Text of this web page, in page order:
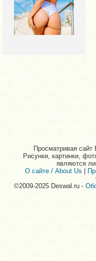
Просматривая
Рисунки, картинки,
являются
О сайте / About Us
©2009-2025 Deswal.ru -